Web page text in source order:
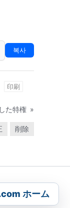
복사
印刷
た特権 »
削除
ホーム